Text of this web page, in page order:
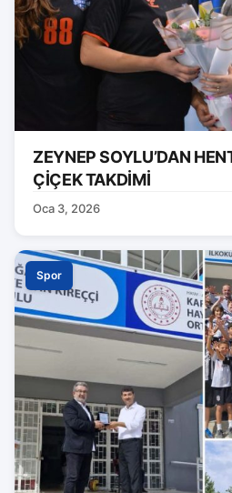
ZEYNEP SOYLU’DAN
ÇİÇEK TAKDİMİ
Oca 3, 2026
Spor